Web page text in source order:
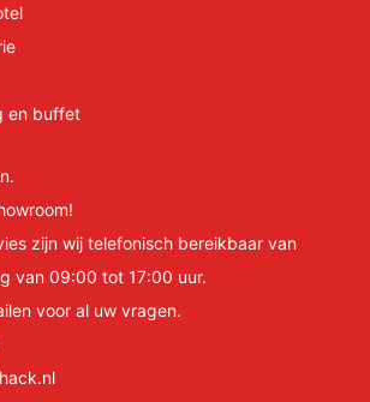
en buffet
zijn wij telefonisch bereikbaar van
van 09:00 tot 17:00 uur.
voor al uw vragen.